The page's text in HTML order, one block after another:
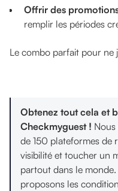
Offrir des
remplir les périodes
Le combo parfait pour ne
Obtenez tout cela et
Checkmyguest !
de 150 plateformes de
visibilité et toucher un
partout dans le
proposons les